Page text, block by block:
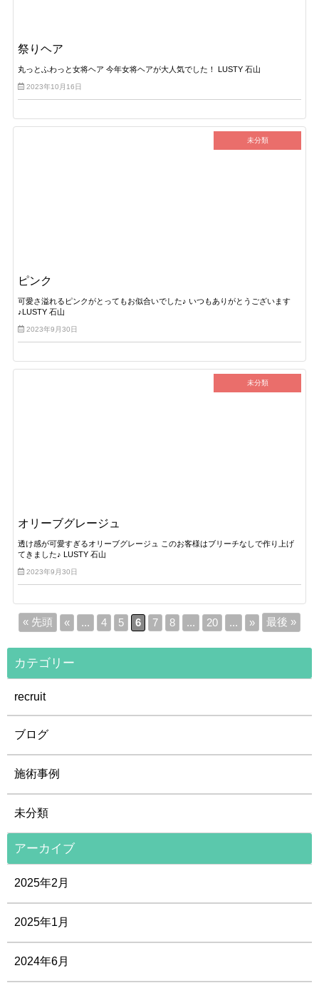
祭りヘア
丸っとふわっと女将ヘア 今年女将ヘアが大人気でした！ LUSTY 石山
2023年10月16日
未分類
ピンク
可愛さ溢れるピンクがとってもお似合いでした♪ いつもありがとうございます
♪LUSTY 石山
2023年9月30日
未分類
オリーブグレージュ
透け感が可愛すぎるオリーブグレージュ このお客様はブリーチなしで作り上げ
てきました♪ LUSTY 石山
2023年9月30日
« 先頭 « ... 4 5 6 7 8 ... 20 ... » 最後 »
カテゴリー
recruit
ブログ
施術事例
未分類
アーカイブ
2025年2月
2025年1月
2024年6月